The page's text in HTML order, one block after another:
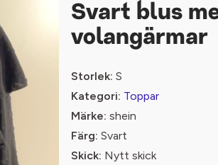
Svart blus
volangärmar
Storlek: S
Kategori: Toppar
Märke: shein
Färg: Svart
Skick: Nytt skick